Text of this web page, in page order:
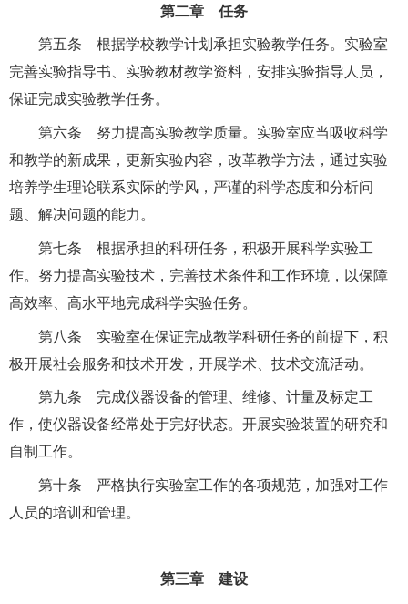
第二章 任务
第五条 根据学校教学计划承担实验教学任务。实验室
完善实验指导书、实验教材教学资料，安排实验指导人员，
保证完成实验教学任务。
第六条 努力提高实验教学质量。实验室应当吸收科学
和教学的新成果，更新实验内容，改革教学方法，通过实验
培养学生理论联系实际的学风，严谨的科学态度和分析问
题、解决问题的能力。
第七条 根据承担的科研任务，积极开展科学实验工
作。努力提高实验技术，完善技术条件和工作环境，以保障
高效率、高水平地完成科学实验任务。
第八条 实验室在保证完成教学科研任务的前提下，积
极开展社会服务和技术开发，开展学术、技术交流活动。
第九条 完成仪器设备的管理、维修、计量及标定工
作，使仪器设备经常处于完好状态。开展实验装置的研究和
自制工作。
第十条 严格执行实验室工作的各项规范，加强对工作
人员的培训和管理。
第三章 建设